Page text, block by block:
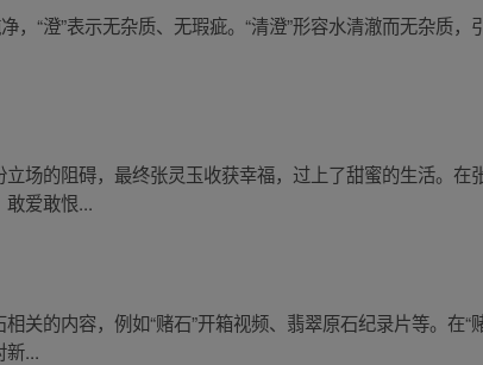
，“澄”表示无杂质、无瑕疵。“清澄”形容水清澈而无杂质，
场的阻碍，最终张灵玉收获幸福，过上了甜蜜的生活。在
爱敢恨...
的内容，例如“赌石”开箱视频、翡翠原石纪录片等。在“
新...